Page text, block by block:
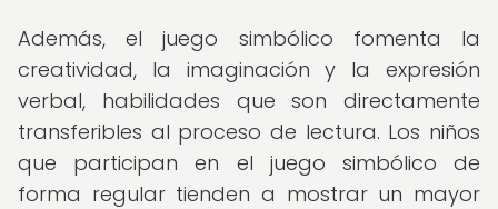
Además, el juego simbólico fomenta la
creatividad, la imaginación y la expresión
verbal, habilidades que son directamente
transferibles al proceso de lectura. Los niños
que participan en el juego simbólico de
forma regular tienden a mostrar un mayor